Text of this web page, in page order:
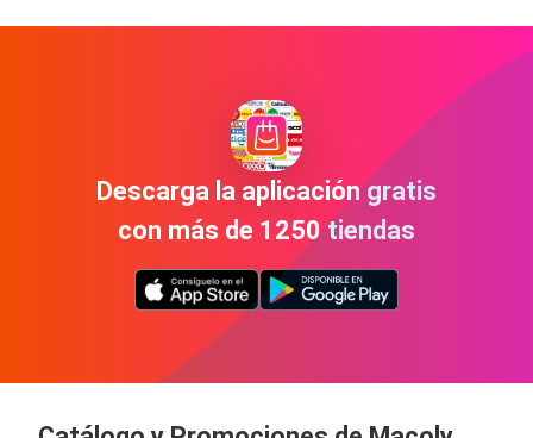
Descarga la aplicación gratis
con más de 1250 tiendas